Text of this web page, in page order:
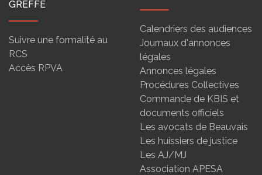
GREFFE
Suivre une formalité au
RCS
Accès RPVA
Calendriers des audiences
Journaux d'annonces
légales
Annonces légales
Procédures Collectives
Commande de KBIS et
documents officiels
Les avocats de Beauvais
Les huissiers de justice
Les AJ/MJ
Association APESA